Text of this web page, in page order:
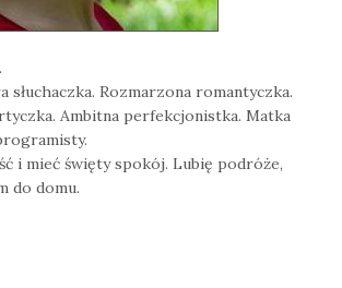
słuchaczka. Rozmarzona romantyczka.
Ambitna perfekcjonistka. Matka
i mieć święty spokój. Lubię podróże,
do domu.